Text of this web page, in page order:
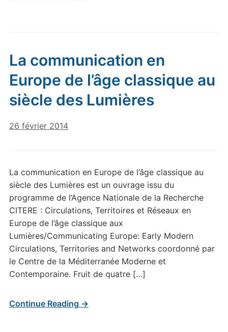
La communication en
Europe de l’âge classique au
siècle des Lumières
26 février 2014
La communication en Europe de l’âge classique au
siècle des Lumières est un ouvrage issu du
programme de l’Agence Nationale de la Recherche
CITERE : Circulations, Territoires et Réseaux en
Europe de l’âge classique aux
Lumières/Communicating Europe: Early Modern
Circulations, Territories and Networks coordonné par
le Centre de la Méditerranée Moderne et
Contemporaine. Fruit de quatre […]
Continue Reading →